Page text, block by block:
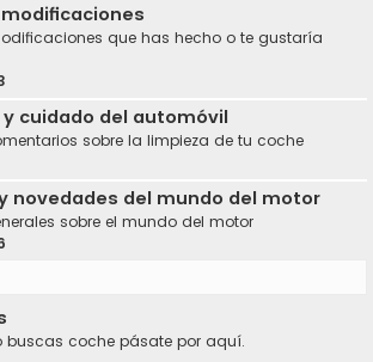
que has hecho o te gustaría
y cuidado del automóvil
sobre la limpieza de tu coche
novedades del mundo del motor
sobre el mundo del motor
buscas coche pásate por aquí.